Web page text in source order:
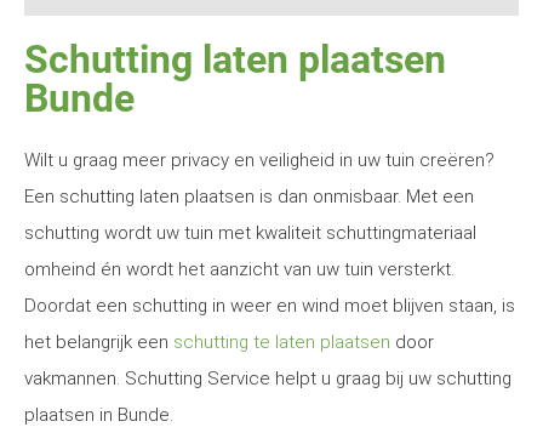
Schutting laten plaatsen
Bunde
Wilt u graag meer privacy en veiligheid in uw tuin creëren?
Een schutting laten plaatsen is dan onmisbaar. Met een
schutting wordt uw tuin met kwaliteit schuttingmateriaal
omheind én wordt het aanzicht van uw tuin versterkt.
Doordat een schutting in weer en wind moet blijven staan, is
het belangrijk een schutting te laten plaatsen door
vakmannen. Schutting Service helpt u graag bij uw schutting
plaatsen in Bunde.